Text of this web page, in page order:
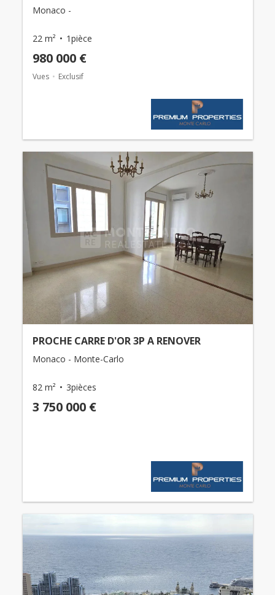
Monaco -
22 m² 1pièce
980 000 €
Vues Exclusif
PROCHE CARRE D'OR 3P A RENOVER
Monaco - Monte-Carlo
82 m² 3pièces
3 750 000 €